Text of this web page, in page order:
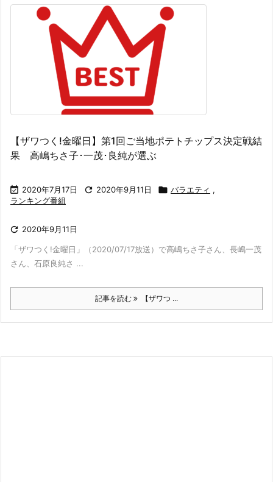
【ザワつく!金曜日】第1回ご当地ポテトチップス決定戦結
果 高嶋ちさ子･一茂･良純が選ぶ
 2020年7月17日  2020年9月11日  バラエティ ,
ランキング番組
 2020年9月11日
「ザワつく!金曜日」（2020/07/17放送）で高嶋ちさ子さん、長嶋一茂
さん、石原良純さ ...
記事を読む 【ザワつ ...